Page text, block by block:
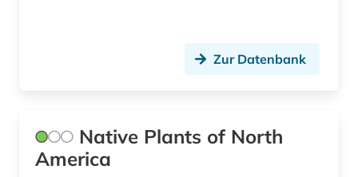
Zur Datenbank
Native Plants of North
America